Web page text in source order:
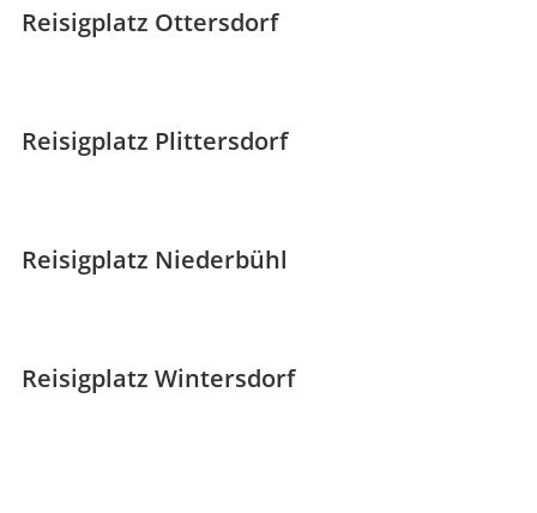
Reisigplatz Ottersdorf
Reisigplatz Plittersdorf
Reisigplatz Niederbühl
Reisigplatz Wintersdorf